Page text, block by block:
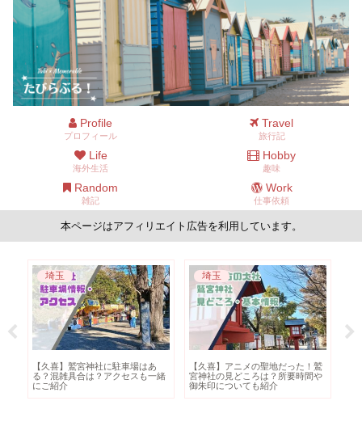
Profile
プロフィール
Travel
旅行記
Life
海外生活
Hobby
趣味
Random
雑記
Work
仕事依頼
本ページはアフィリエイト広告を利用しています。
ニュージーランド
ニュージーランドの食べ物といえ
ば？観光するなら絶対トライした
いグルメ8選
ニュージーランド
ロトルア・クイラウパークの見ど
ころ・基本情報｜無料で観光でき
るおすすめスポット！